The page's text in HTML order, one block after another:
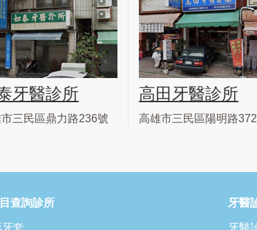
牙醫診所
三民區鼎力路236號
高田牙醫診所
高雄市三民區陽明路
查詢診所 牙醫